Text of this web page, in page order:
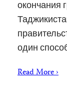
окончания
один
Read More ›